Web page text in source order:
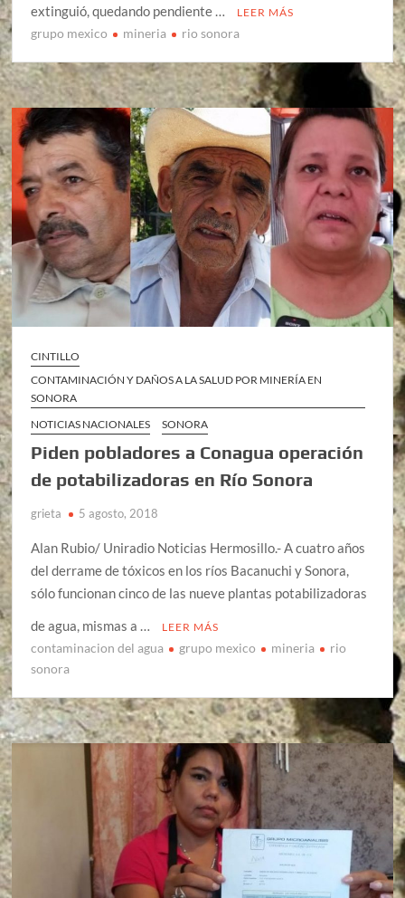
extinguió, quedando pendiente …
LEER MÁS
grupo mexico mineria rio sonora
CINTILLO
CONTAMINACIÓN Y DAÑOS A LA SALUD POR MINERÍA EN
SONORA
NOTICIAS NACIONALES
SONORA
Piden pobladores a Conagua operación
de potabilizadoras en Río Sonora
grieta 5 agosto, 2018
Alan Rubio/ Uniradio Noticias Hermosillo.- A cuatro años
del derrame de tóxicos en los ríos Bacanuchi y Sonora,
sólo funcionan cinco de las nueve plantas potabilizadoras
de agua, mismas a …
LEER MÁS
contaminacion del agua grupo mexico mineria
rio
sonora